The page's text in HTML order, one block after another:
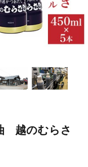
越のむらさ